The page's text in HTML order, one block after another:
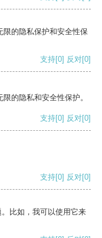
限的隐私保护和安全性保
支持[0] 反对[0]
的隐私和安全性保护。
支持[0] 反对[0]
支持[0] 反对[0]
比如，我可以使用它来